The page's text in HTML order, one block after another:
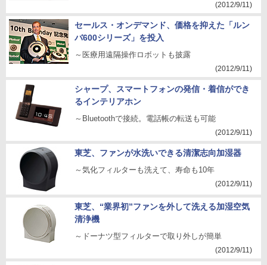
(2012/9/11)
セールス・オンデマンド、価格を抑えた「ルン
バ600シリーズ」を投入
～医療用遠隔操作ロボットも披露
(2012/9/11)
シャープ、スマートフォンの発信・着信ができ
るインテリアホン
～Bluetoothで接続。電話帳の転送も可能
(2012/9/11)
東芝、ファンが水洗いできる清潔志向加湿器
～気化フィルターも洗えて、寿命も10年
(2012/9/11)
東芝、“業界初”ファンを外して洗える加湿空気
清浄機
～ドーナツ型フィルターで取り外しが簡単
(2012/9/11)